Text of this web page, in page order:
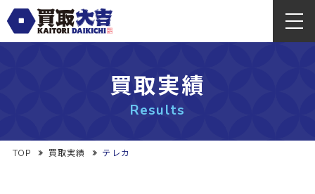
買取実績
Results
TOP 買取実績 テレカ